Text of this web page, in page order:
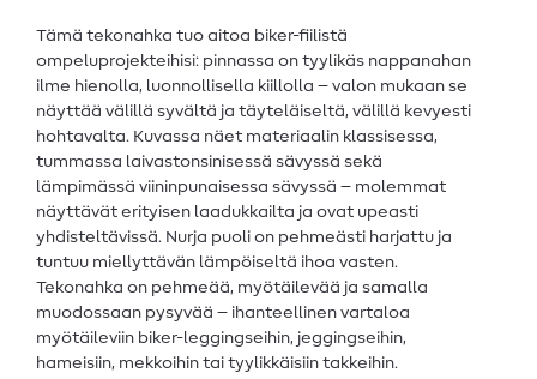
Tämä tekonahka tuo aitoa biker-fiilistä
ompeluprojekteihisi: pinnassa on tyylikäs nappanahan
ilme hienolla, luonnollisella kiillolla – valon mukaan se
näyttää välillä syvältä ja täyteläiseltä, välillä kevyesti
hohtavalta. Kuvassa näet materiaalin klassisessa,
tummassa laivastonsinisessä sävyssä sekä
lämpimässä viininpunaisessa sävyssä – molemmat
näyttävät erityisen laadukkailta ja ovat upeasti
yhdisteltävissä. Nurja puoli on pehmeästi harjattu ja
tuntuu miellyttävän lämpöiseltä ihoa vasten.
Tekonahka on pehmeää, myötäilevää ja samalla
muodossaan pysyvää – ihanteellinen vartaloa
myötäileviin biker-leggingseihin, jeggingseihin,
hameisiin, mekkoihin tai tyylikkäisiin takkeihin.